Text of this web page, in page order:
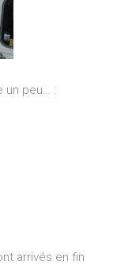
un peu… :
arrivés en fin